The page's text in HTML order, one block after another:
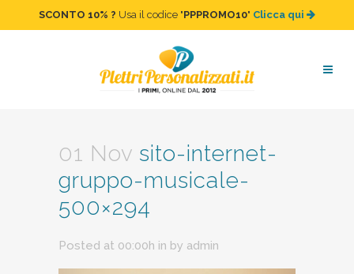
SCONTO 10% ? Usa il codice "PPPROMO10" Clicca qui
sito-internet-gruppo-
musicale-500×294
01 Nov sito-internet-
gruppo-musicale-
500×294
Posted at 00:00h in by admin